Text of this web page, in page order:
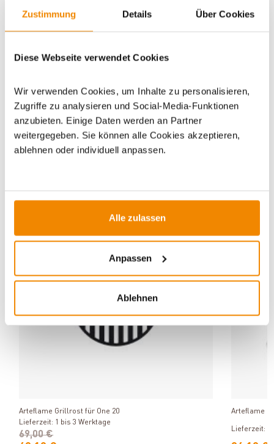
Zustimmung Details Über Cookies
Diese Webseite verwendet Cookies
Wir verwenden Cookies, um Inhalte zu personalisieren,
Zugriffe zu analysieren und Social-Media-Funktionen
anzubieten. Einige Daten werden an Partner
weitergegeben. Sie können alle Cookies akzeptieren,
ablehnen oder individuell anpassen.
Alle zulassen
Anpassen
Ablehnen
Feuerschalen-Zubehör
Arteflame Grillrost für One 20
Lieferzeit: 1 bis 3 Werktage
69,00 €
Arteflame
Lieferzeit: 1